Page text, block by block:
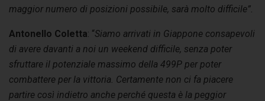
maggior numero di posizioni possibile, sarà molto difficile”.
Antonello Coletta: “Siamo arrivati in Giappone consapevoli
di avere davanti a noi un weekend difficile, senza poter
sfruttare il potenziale massimo della 499P per poter
combattere per la vittoria. Certamente non ci fa piacere
partire così indietro anche perché questa è la peggior